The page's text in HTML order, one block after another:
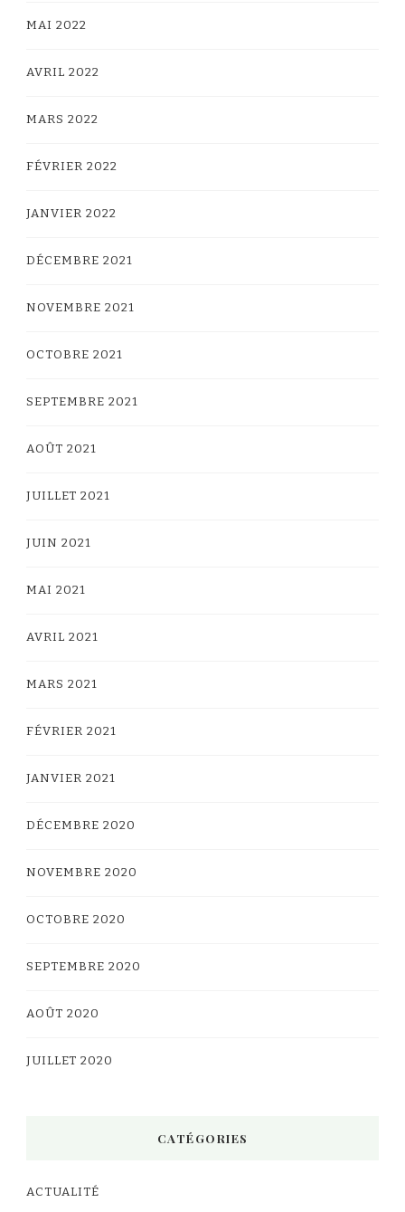
MAI 2022
AVRIL 2022
MARS 2022
FÉVRIER 2022
JANVIER 2022
DÉCEMBRE 2021
NOVEMBRE 2021
OCTOBRE 2021
SEPTEMBRE 2021
AOÛT 2021
JUILLET 2021
JUIN 2021
MAI 2021
AVRIL 2021
MARS 2021
FÉVRIER 2021
JANVIER 2021
DÉCEMBRE 2020
NOVEMBRE 2020
OCTOBRE 2020
SEPTEMBRE 2020
AOÛT 2020
JUILLET 2020
CATÉGORIES
ACTUALITÉ